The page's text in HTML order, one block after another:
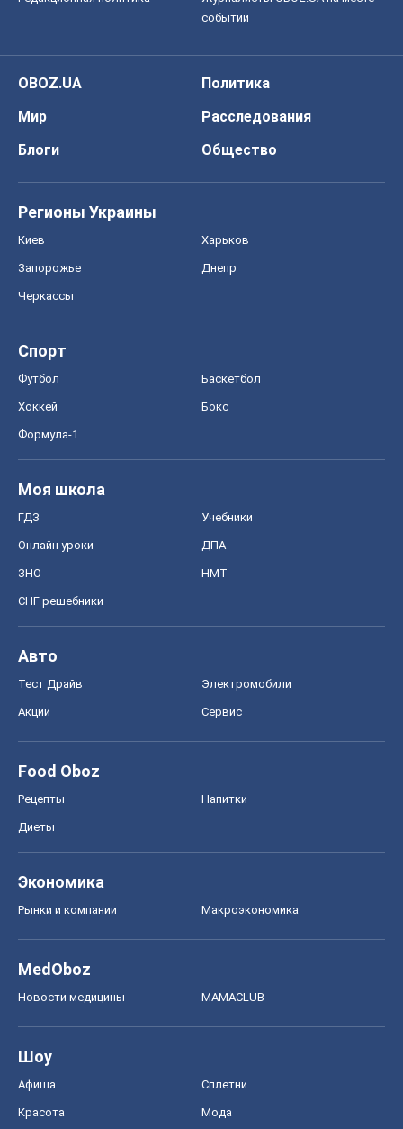
событий
OBOZ.UA
Политика
Мир
Расследования
Блоги
Общество
Регионы Украины
Киев Харьков
Запорожье Днепр
Черкассы
Спорт
Футбол Баскетбол
Хоккей Бокс
Формула-1
Моя школа
ГДЗ Учебники
Онлайн уроки ДПА
ЗНО НМТ
СНГ решебники
Авто
Тест Драйв Электромобили
Акции Сервис
Food Oboz
Рецепты Напитки
Диеты
Экономика
Рынки и компании Mакроэкономика
MedOboz
Новости медицины MAMACLUB
Шоу
Афиша Сплетни
Красота Мода